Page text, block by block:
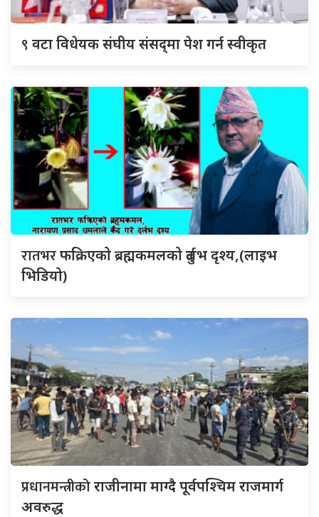
९ वटा विधेयक संघीय संसद्‌मा पेश गर्न स्वीकृत
रातभरफक्रिएको ब्रह्मकमलको दुर्लभ दृश्य,(लाइभ
भिडियो)
प्रधानमन्त्रीकोराजीनामा माग्दै पूर्वपश्चिम राजमार्ग
अवरुद्ध